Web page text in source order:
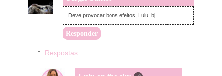
Deve provocar bons efeitos, Lulu. bj
Responder
Respostas